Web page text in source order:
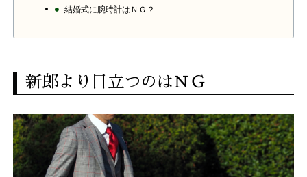
結婚式に腕時計はＮＧ？
新郎より目立つのはＮＧ